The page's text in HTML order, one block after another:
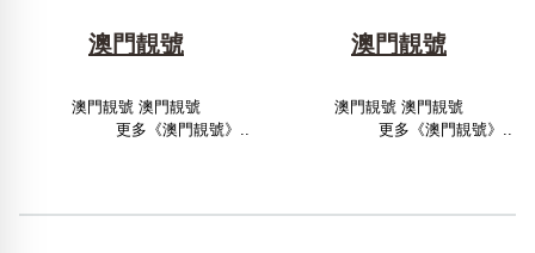
澳門靚號
澳門靚號 澳門靚號
更多《澳門靚號》..
澳門靚號
澳門靚號 澳門靚號
更多《澳門靚號》..